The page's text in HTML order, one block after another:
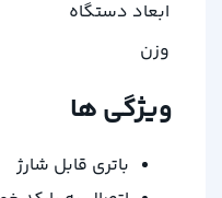
ابعاد دستگاه
وزن
ویژگی ها
باتری قابل شارژ